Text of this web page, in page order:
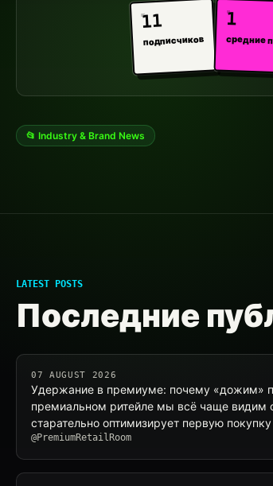
11
подписчиков
1
средние
📂 Industry & Brand News
LATEST POSTS
Последние
07 AUGUST 2026
Удержание в премиуме: почему «дожим»
премиальном ритейле мы всё чаще видим
старательно оптимизирует первую
@PremiumRetailRoom